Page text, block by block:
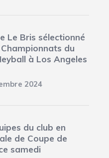
Le Bris sélectionné
du
à Los Angeles
2024
du club en
de Coupe de
samedi